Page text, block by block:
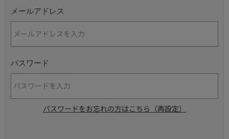
メールアドレス
パスワード
パスワードをお忘れの方はこちら（再設定）